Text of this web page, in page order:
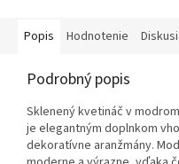
Popis Hodnotenie
Podrobný popis
Sklenený kvetináč v
je elegantným doplnkom
dekoratívne aranžmány.